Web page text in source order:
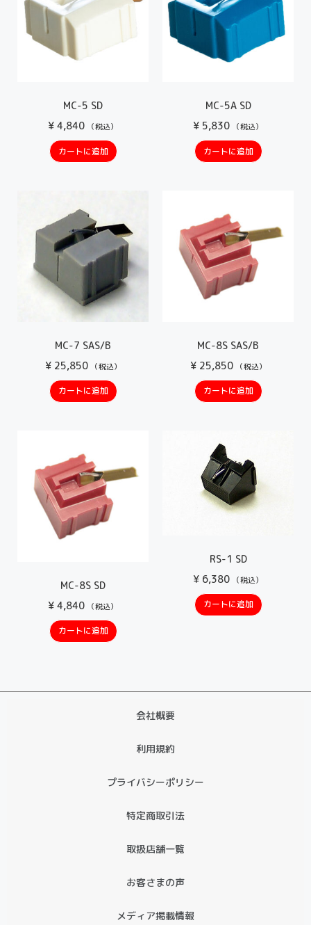
MC-5 SD
¥ 4,840 （税込）
カートに追加
MC-5A SD
¥ 5,830 （税込）
カートに追加
MC-7 SAS/B
¥25,850 （税込）
カートに追加
MC-8S SAS/B
¥25,850 （税込）
カートに追加
MC-8S SD
¥ 4,840 （税込）
カートに追加
RS-1 SD
¥ 6,380 （税込）
カートに追加
会社概要
利用規約
プライバシーポリシー
特定商取引法
取扱店舗一覧
お客さまの声
メディア掲載情報